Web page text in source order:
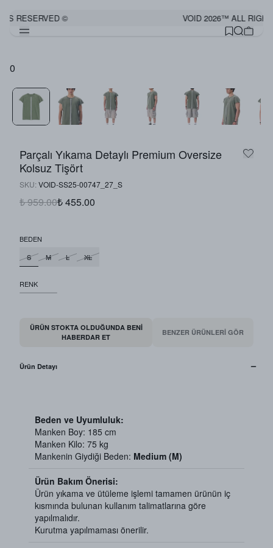
RESERVED © VOID 2026™ ALL
0
Parçalı Yıkama Detaylı Premium Oversize
Kolsuz Tişört
SKU: VOID-SS25-00747_27_S
₺ 959.00₺ 455.00
BEDEN
S
M L XL
RENK
ÜRÜN STOKTA OLDUĞUNDA BENI
HABERDAR ET
BENZER ÜRÜNLERİ GÖR
Ürün Detayı
Beden ve Uyumluluk:
Manken Boy: 185 cm
Manken Kilo: 75 kg
Mankenin Giydiği Beden: Medium (M)
Ürün Bakım Önerisi:
Ürün yıkama ve ütüleme işlemi tamamen ürünün iç
kısmında bulunan kullanım talimatlarına göre
yapılmalıdır.
Kurutma yapılmaması önerilir.